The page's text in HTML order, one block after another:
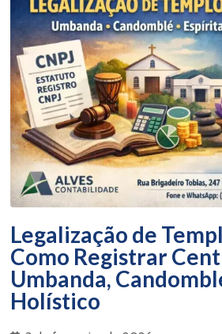
Legalização de
Como Registrar
Umbanda,
Holístico